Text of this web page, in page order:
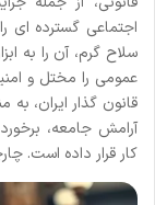
اجتماعی گسترده ای
سلاح گرم، آن را به
عمومی را مختل و
قانون گذار ایران،
آرامش جامعه،
کار قرار داده است.